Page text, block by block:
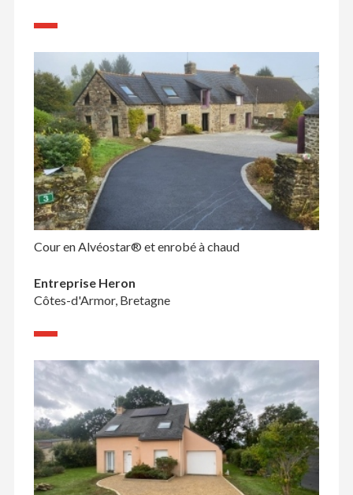
Cour en Alvéostar® et enrobé à chaud
Entreprise Heron
Côtes-d'Armor, Bretagne